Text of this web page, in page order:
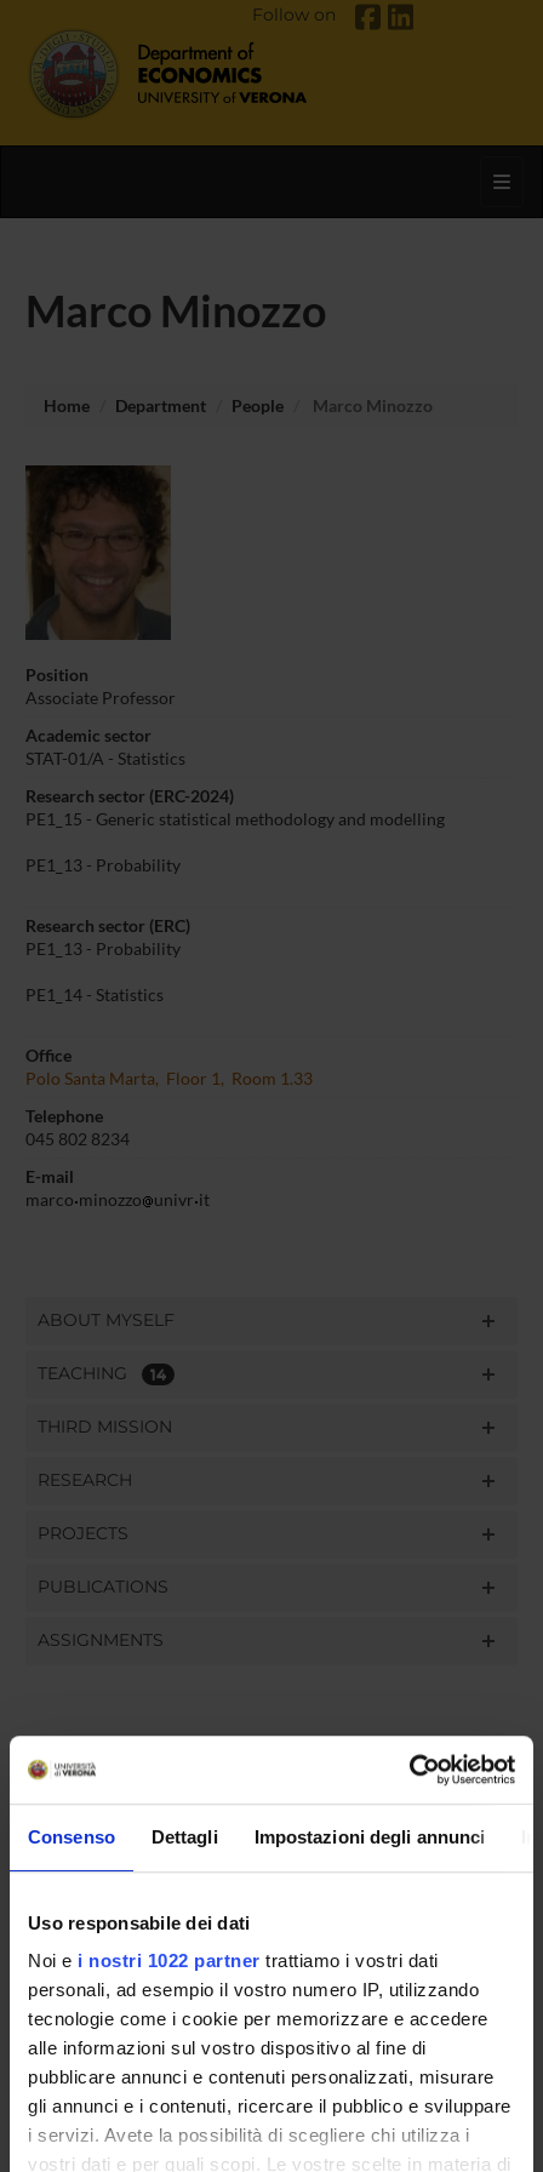
Consenso Dettagli Impostazioni degli annunci
Uso responsabile dei dati
Noi e i nostri 1022 partner trattiamo i vostri dati
personali, ad esempio il vostro numero IP, utilizzando
tecnologie come i cookie per memorizzare e accedere
alle informazioni sul vostro dispositivo al fine di
pubblicare annunci e contenuti personalizzati, misurare
gli annunci e i contenuti, ricercare il pubblico e sviluppare
i servizi. Avete la possibilità di scegliere chi utilizza i
vostri dati e per quali scopi. Le vostre scelte in materia di
Follow on
Marco Minozzo
Home Department People Marco Minozzo
Position
Associate Professor
Academic sector
STAT-01/A - Statistics
Research sector (ERC-2024)
PE1_15 - Generic statistical methodology and modelling
PE1_13 - Probability
Research sector (ERC)
PE1_13 - Probability
PE1_14 - Statistics
Office
Polo Santa Marta, Floor 1, Room 1.33
Telephone
045 802 8234
E-mail
marco minozzo univr it
ABOUT MYSELF
TEACHING 14
THIRD MISSION
RESEARCH
PROJECTS
PUBLICATIONS
ASSIGNMENTS
ORGANISATION
COMMITTEES
DEPARTMENT ADMINISTRATION OFFICES
STUDENT ADMINISTRATION OFFICES
DEPARTMENT FACILITIES
RESEARCH LABORATORIES
RESEARCH CENTRES